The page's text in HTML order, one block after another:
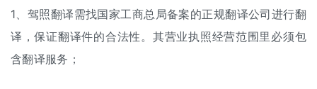
1、驾照翻译需找国家工商总局备案的正规翻译公司进行翻
译，保证翻译件的合法性。其营业执照经营范围里必须包
含翻译服务；